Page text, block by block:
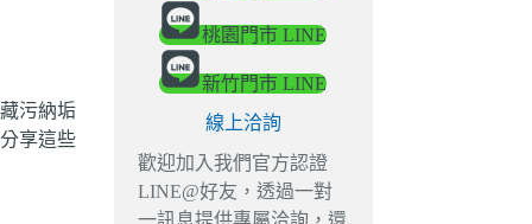
污納垢
享這些
桃園門市 LINE
新竹門市 LINE
線上洽詢
歡迎加入我們官方認證
LINE@好友，透過一對
一訊息提供專屬洽詢，還